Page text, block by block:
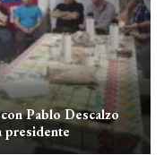
Pablo Descalzo
presidente